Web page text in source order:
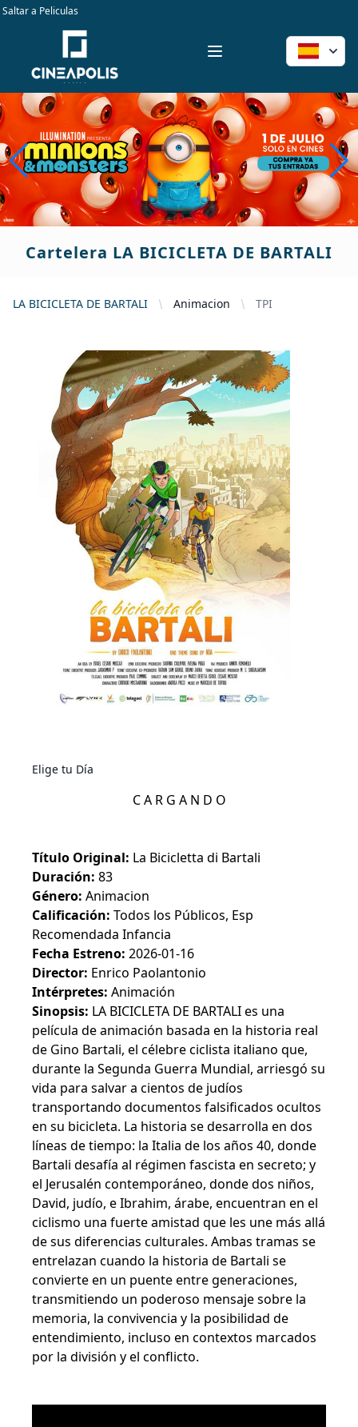
Saltar a Peliculas
entradas cine doshermanas way sanlucar puntaumbria
Workflow
Open menu
Cartelera LA BICICLETA DE BARTALI
LA BICICLETA DE BARTALI Animacion TPI
Elige tu Día
C A R G A N D O
Título Original: La Bicicletta di Bartali
Duración: 83
Género: Animacion
Calificación: Todos los Públicos, Esp
Recomendada Infancia
Fecha Estreno: 2026-01-16
Director: Enrico Paolantonio
Intérpretes: Animación
Sinopsis: LA BICICLETA DE BARTALI es una
película de animación basada en la historia real
de Gino Bartali, el célebre ciclista italiano que,
durante la Segunda Guerra Mundial, arriesgó su
vida para salvar a cientos de judíos
transportando documentos falsificados ocultos
en su bicicleta. La historia se desarrolla en dos
líneas de tiempo: la Italia de los años 40, donde
Bartali desafía al régimen fascista en secreto; y
el Jerusalén contemporáneo, donde dos niños,
David, judío, e Ibrahim, árabe, encuentran en el
ciclismo una fuerte amistad que les une más allá
de sus diferencias culturales. Ambas tramas se
entrelazan cuando la historia de Bartali se
convierte en un puente entre generaciones,
transmitiendo un poderoso mensaje sobre la
memoria, la convivencia y la posibilidad de
entendimiento, incluso en contextos marcados
por la división y el conflicto.